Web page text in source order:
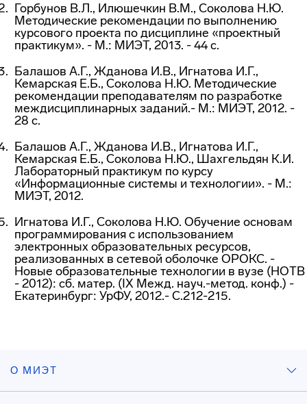
Горбунов В.Л., Илюшечкин В.М., Соколова Н.Ю.
Методические рекомендации по выполнению
курсового проекта по дисциплине «проектный
практикум». - М.: МИЭТ, 2013. - 44 с.
Балашов А.Г., Жданова И.В., Игнатова И.Г.,
Кемарская Е.Б., Соколова Н.Ю. Методические
рекомендации преподавателям по разработке
междисциплинарных заданий.- М.: МИЭТ, 2012. -
28 с.
Балашов А.Г., Жданова И.В., Игнатова И.Г.,
Кемарская Е.Б., Соколова Н.Ю., Шахгельдян К.И.
Лабораторный практикум по курсу
«Информационные системы и технологии». - М.:
МИЭТ, 2012.
Игнатова И.Г., Соколова Н.Ю. Обучение основам
программирования с использованием
электронных образовательных ресурсов,
реализованных в сетевой оболочке ОРОКС. -
Новые образовательные технологии в вузе (НОТВ
- 2012): сб. матер. (IX Межд. науч.-метод. конф.) -
Екатеринбург: УрФУ, 2012.- С.212-215.
О МИЭТ